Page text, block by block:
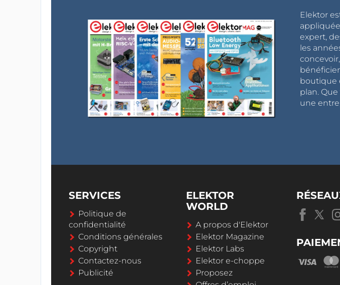
Elektor
expert,
les
boutique
plan.
une
SERVICES
Politique de
confidentialité
Conditions générales
Copyright
Contactez-nous
Publicité
ELEKTOR
WORLD
A propos d'Elektor
Elektor Magazine
Elektor Labs
Elektor e-choppe
Proposez